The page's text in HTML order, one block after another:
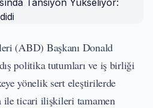
(ABD) Başkanı Donald
politika tutumları ve iş birliği
yönelik sert eleştirilerde
ile ticari ilişkileri tamamen